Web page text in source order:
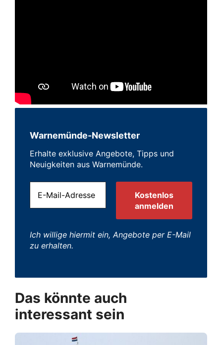
Warnemünde-Newsletter
Erhalte exklusive Angebote, Tipps und
Neuigkeiten aus Warnemünde.
Ich willige hiermit ein, Angebote per E-Mail
zu erhalten.
Das könnte auch
interessant sein